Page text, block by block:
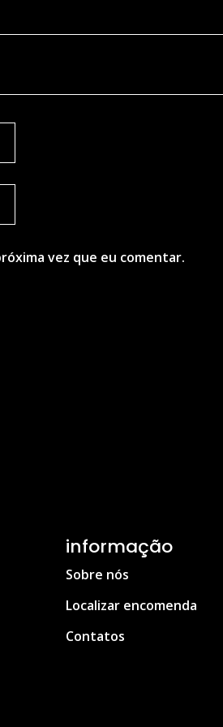
vez que eu comentar.
informação
Sobre nós
Localizar encomenda
Contatos